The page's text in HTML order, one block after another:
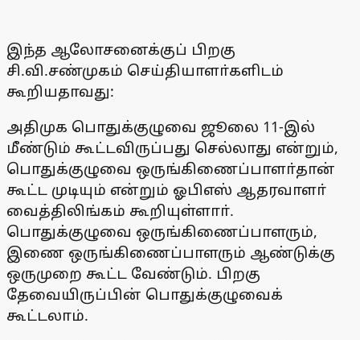
இந்த ஆலோசனைக்குப் பிறகு
சி.வி.சண்முகம் செய்தியாளா்களிடம்
கூறியதாவது:
அதிமுக பொதுக்குழுவை ஜூலை 11-இல்
மீண்டும் கூட்டவிருப்பது செல்லாது என்றும்,
பொதுக்குழுவை ஒருங்கிணைப்பாளா்தான்
கூட்ட முடியும் என்றும் ஓபிஎஸ் ஆதரவாளா்
வைத்திலிங்கம் கூறியுள்ளாா்.
பொதுக்குழுவை ஒருங்கிணைப்பாளரும்,
இணை ஒருங்கிணைப்பாளரும் ஆண்டுக்கு
ஒருமுறை கூட்ட வேண்டும். பிறகு
தேவையிருப்பின் பொதுக்குழுவைக்
கூட்டலாம்.